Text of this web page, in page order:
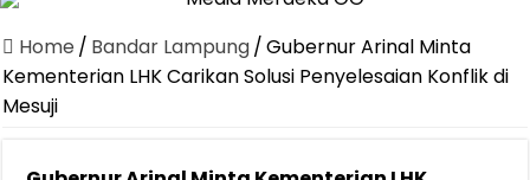
Canangkan Desa TAPIS dan Luncurkan Sekolah Lansia di
Pemprov Lampung Berhasil Kendalikan Inflasi, Jadi Provinsi
Pemprov Lampung Perkuat Pembangunan Rumah Layak Huni
Home / Bandar Lampung/Gubernur Arinal Minta
Kementerian LHK Carikan Solusi Penyelesaian Konflik di
Mesuji